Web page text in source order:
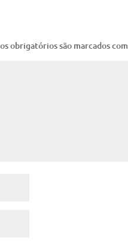
obrigatórios são marcados com